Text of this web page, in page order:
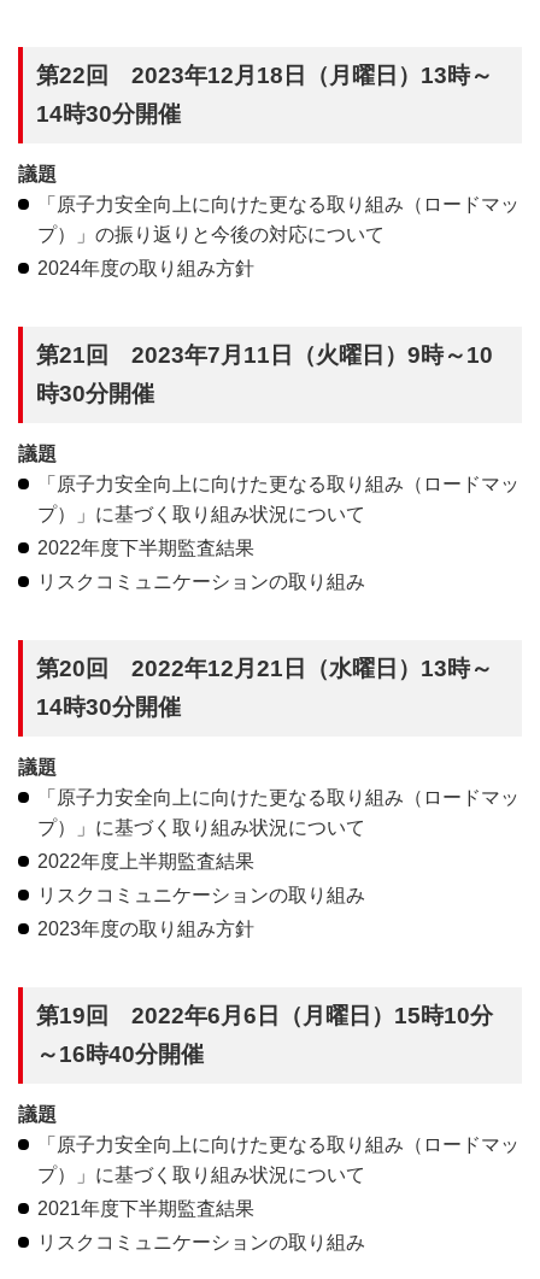
第22回 2023年12月18日（月曜日）13時～
14時30分開催
議題
「原子力安全向上に向けた更なる取り組み（ロードマッ
プ）」の振り返りと今後の対応について
2024年度の取り組み方針
第21回 2023年7月11日（火曜日）9時～10
時30分開催
議題
「原子力安全向上に向けた更なる取り組み（ロードマッ
プ）」に基づく取り組み状況について
2022年度下半期監査結果
リスクコミュニケーションの取り組み
第20回 2022年12月21日（水曜日）13時～
14時30分開催
議題
「原子力安全向上に向けた更なる取り組み（ロードマッ
プ）」に基づく取り組み状況について
2022年度上半期監査結果
リスクコミュニケーションの取り組み
2023年度の取り組み方針
第19回 2022年6月6日（月曜日）15時10分
～16時40分開催
議題
「原子力安全向上に向けた更なる取り組み（ロードマッ
プ）」に基づく取り組み状況について
2021年度下半期監査結果
リスクコミュニケーションの取り組み